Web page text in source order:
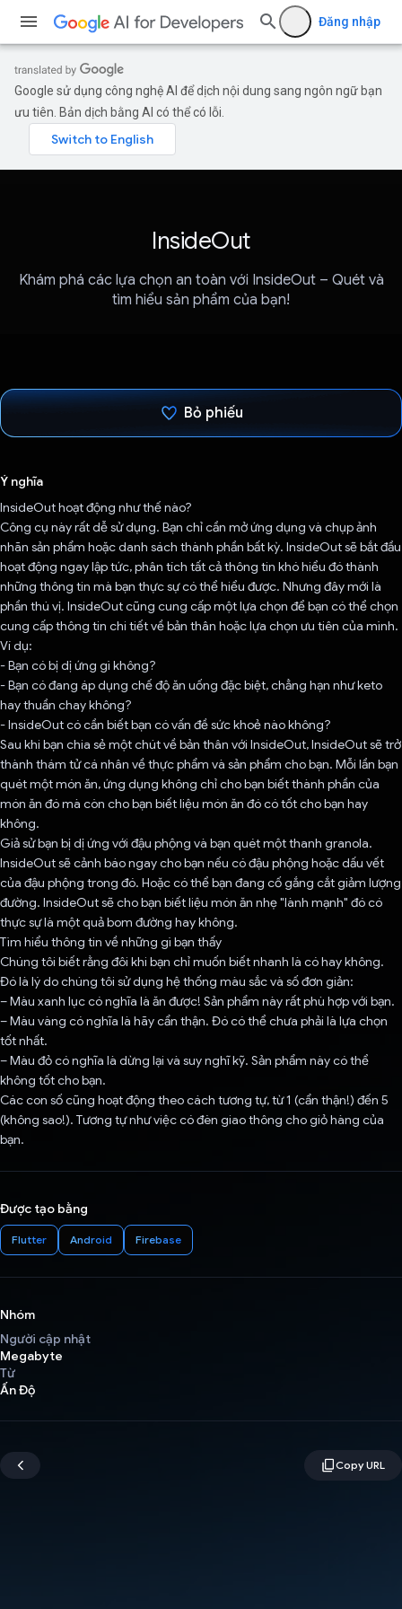
Đăng nhập
Google sử dụng công nghệ AI để dịch nội dung sang ngôn ngữ bạn
ưu tiên. Bản dịch bằng AI có thể có lỗi.
InsideOut
Khám phá các lựa chọn an toàn với InsideOut – Quét và
tìm hiểu sản phẩm của bạn!
Bỏ phiếu
Ý nghĩa
InsideOut hoạt động như thế nào?
Công cụ này rất dễ sử dụng. Bạn chỉ cần mở ứng dụng và chụp ảnh
nhãn sản phẩm hoặc danh sách thành phần bất kỳ. InsideOut sẽ bắt đầu
hoạt động ngay lập tức, phân tích tất cả thông tin khó hiểu đó thành
những thông tin mà bạn thực sự có thể hiểu được. Nhưng đây mới là
phần thú vị. InsideOut cũng cung cấp một lựa chọn để bạn có thể chọn
cung cấp thông tin chi tiết về bản thân hoặc lựa chọn ưu tiên của mình.
Ví dụ:
- Bạn có bị dị ứng gì không?
- Bạn có đang áp dụng chế độ ăn uống đặc biệt, chẳng hạn như keto
hay thuần chay không?
- InsideOut có cần biết bạn có vấn đề sức khoẻ nào không?
Sau khi bạn chia sẻ một chút về bản thân với InsideOut, InsideOut sẽ trở
thành thám tử cá nhân về thực phẩm và sản phẩm cho bạn. Mỗi lần bạn
quét một món ăn, ứng dụng không chỉ cho bạn biết thành phần của
món ăn đó mà còn cho bạn biết liệu món ăn đó có tốt cho bạn hay
không.
Giả sử bạn bị dị ứng với đậu phộng và bạn quét một thanh granola.
InsideOut sẽ cảnh báo ngay cho bạn nếu có đậu phộng hoặc dấu vết
của đậu phộng trong đó. Hoặc có thể bạn đang cố gắng cắt giảm lượng
đường. InsideOut sẽ cho bạn biết liệu món ăn nhẹ "lành mạnh" đó có
thực sự là một quả bom đường hay không.
Tìm hiểu thông tin về những gì bạn thấy
Chúng tôi biết rằng đôi khi bạn chỉ muốn biết nhanh là có hay không.
Đó là lý do chúng tôi sử dụng hệ thống màu sắc và số đơn giản:
– Màu xanh lục có nghĩa là ăn được! Sản phẩm này rất phù hợp với bạn.
– Màu vàng có nghĩa là hãy cẩn thận. Đó có thể chưa phải là lựa chọn
tốt nhất.
– Màu đỏ có nghĩa là dừng lại và suy nghĩ kỹ. Sản phẩm này có thể
không tốt cho bạn.
Các con số cũng hoạt động theo cách tương tự, từ 1 (cẩn thận!) đến 5
(không sao!). Tương tự như việc có đèn giao thông cho giỏ hàng của
bạn.
Được tạo bằng
Flutter Android Firebase
Nhóm
Người cập nhật
Megabyte
Từ
Ấn Độ